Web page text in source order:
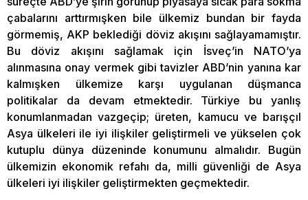
çabalarını arttırmışken bile ülkemiz bundan bir fayda
görmemiş, AKP beklediği döviz akışını sağlayamamıştır.
Bu döviz akışını sağlamak için İsveç’in NATO’ya
alınmasına onay vermek gibi tavizler ABD’nin yanına kar
kalmışken ülkemize karşı uygulanan düşmanca
politikalar da devam etmektedir. Türkiye bu yanlış
konumlanmadan vazgeçip; üreten, kamucu ve barışçıl
Asya ülkeleri ile iyi ilişkiler geliştirmeli ve yükselen çok
kutuplu dünya düzeninde konumunu almalıdır. Bugün
ülkemizin ekonomik refahı da, milli güvenliği de Asya
ülkeleri iyi ilişkiler geliştirmekten geçmektedir.